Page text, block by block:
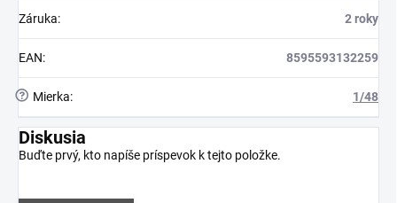
Záruka: 2 roky
EAN: 8595593132259
? Mierka: 1/48
Diskusia
Buďte prvý, kto napíše príspevok k tejto položke.